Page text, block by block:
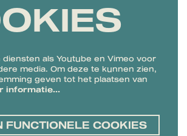
diensten als Youtube en Vimeo voor
media. Om deze te kunnen zien,
geven tot het plaatsen van
informatie…
FUNCTIONELE COOKIES